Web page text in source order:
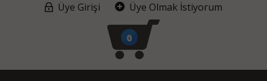
Üye Girişi Üye Olmak İstiyorum
0